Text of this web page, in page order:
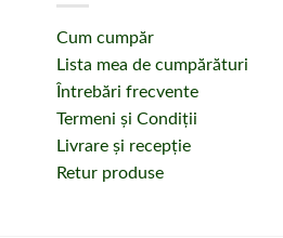
Cum cumpăr
Lista mea de cumpărături
Întrebări frecvente
Termeni și Condiții
Livrare și recepție
Retur produse